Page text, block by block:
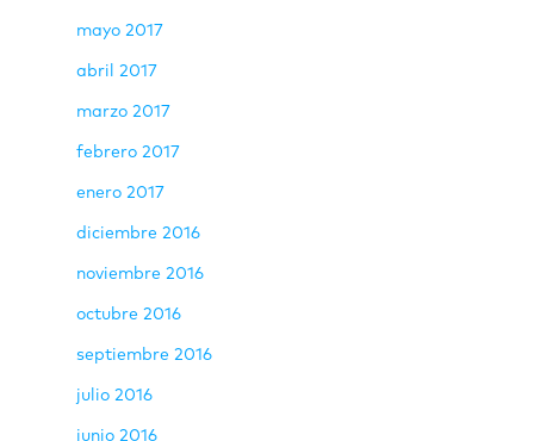
mayo 2017
abril 2017
marzo 2017
febrero 2017
enero 2017
diciembre 2016
noviembre 2016
octubre 2016
septiembre 2016
julio 2016
junio 2016